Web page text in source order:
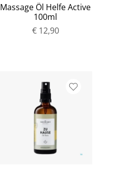
Massage Öl Helfe Active
100ml
€ 12,90